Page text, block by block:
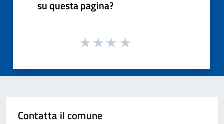
su questa pagina?
Contatta il comune